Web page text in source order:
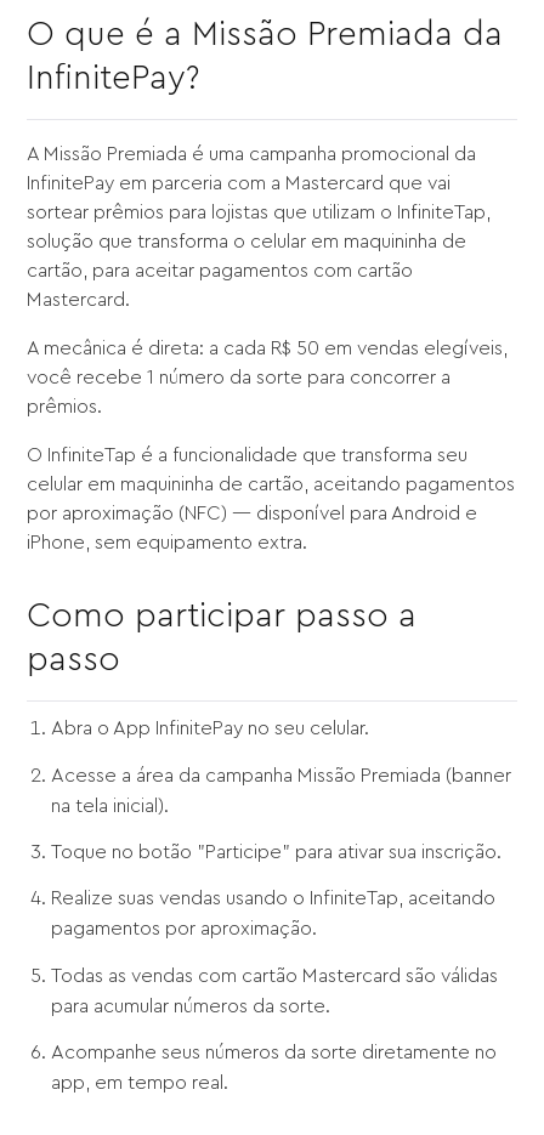
O que é a Missão Premiada da
InfinitePay?
A Missão Premiada é uma campanha promocional da
InfinitePay em parceria com a Mastercard que vai
sortear prêmios para lojistas que utilizam o InfiniteTap,
solução que transforma o celular em maquininha de
cartão, para aceitar pagamentos com cartão
Mastercard.
A mecânica é direta: a cada R$ 50 em vendas elegíveis,
você recebe 1 número da sorte para concorrer a
prêmios.
O InfiniteTap é a funcionalidade que transforma seu
celular em maquininha de cartão, aceitando pagamentos
por aproximação (NFC) — disponível para Android e
iPhone, sem equipamento extra.
Como participar passo a
passo
Abra o App InfinitePay no seu celular.
Acesse a área da campanha Missão Premiada (banner
na tela inicial).
Toque no botão "Participe" para ativar sua inscrição.
Realize suas vendas usando o InfiniteTap, aceitando
pagamentos por aproximação.
Todas as vendas com cartão Mastercard são válidas
para acumular números da sorte.
Acompanhe seus números da sorte diretamente no
app, em tempo real.